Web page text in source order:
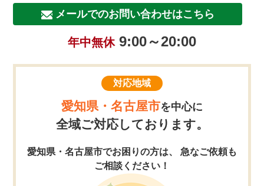
メールでのお問い合わせはこちら
年中無休9:00～20:00
対応地域
愛知県・名古屋市を中心に
全域ご対応しております。
愛知県・名古屋市でお困りの方は、 急なご依頼も
ご相談ください！